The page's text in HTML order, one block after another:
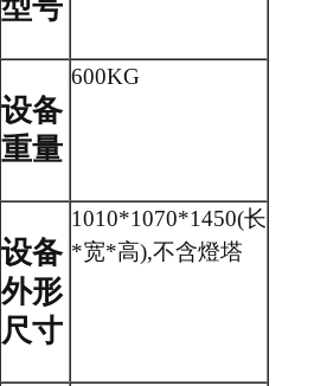
型号
设备
重量
600KG
设备
外形
尺寸
1010*1070*1450(长
*宽*高),不含燈塔